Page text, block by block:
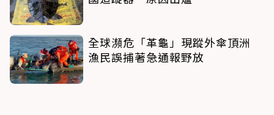
全球瀕危「革龜」現蹤外傘頂洲
漁民誤捕著急通報野放